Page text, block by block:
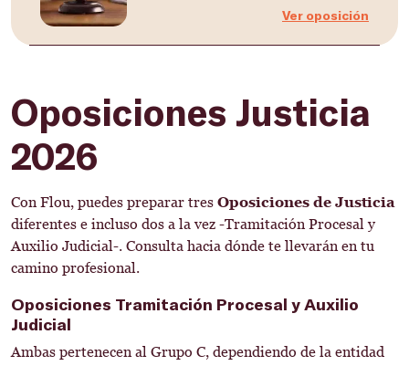
Ver oposición
Oposiciones Justicia
2026
Con Flou, puedes preparar tres Oposiciones de Justicia
diferentes e incluso dos a la vez -Tramitación Procesal y
Auxilio Judicial-. Consulta hacia dónde te llevarán en tu
camino profesional.
Oposiciones Tramitación Procesal y Auxilio
Judicial
Ambas pertenecen al Grupo C, dependiendo de la entidad